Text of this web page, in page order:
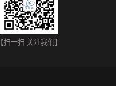
【扫一扫 关注我们】